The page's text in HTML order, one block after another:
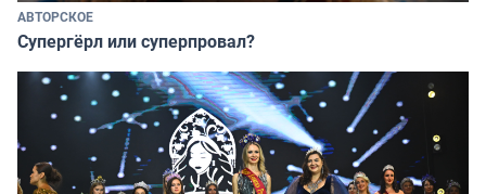
АВТОРСКОЕ
Супергёрл или суперпровал?